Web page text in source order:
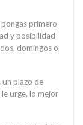
primero
y posibilidad
domingos o
plazo de
urge, lo mejor